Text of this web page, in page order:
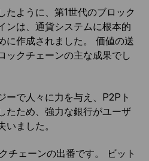
たように、第1世代のブロック
ンは、通貨システムに根本的
に作成されました。 価値の送
ックチェーンの主な成果でし
ーで人々に力を与え、P2Pト
たため、強力な銀行がユーザ
ました。
チェーンの出番です。 ビット